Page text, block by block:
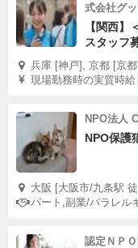
式会社グ
【関西
スタッフ
兵庫 [神戸], 京都 [京
現場勤務時の実質時
NPO法人
NPO保護
大阪 [大阪市/九条駅
パート,副業/パラレル
認定ＮＰ